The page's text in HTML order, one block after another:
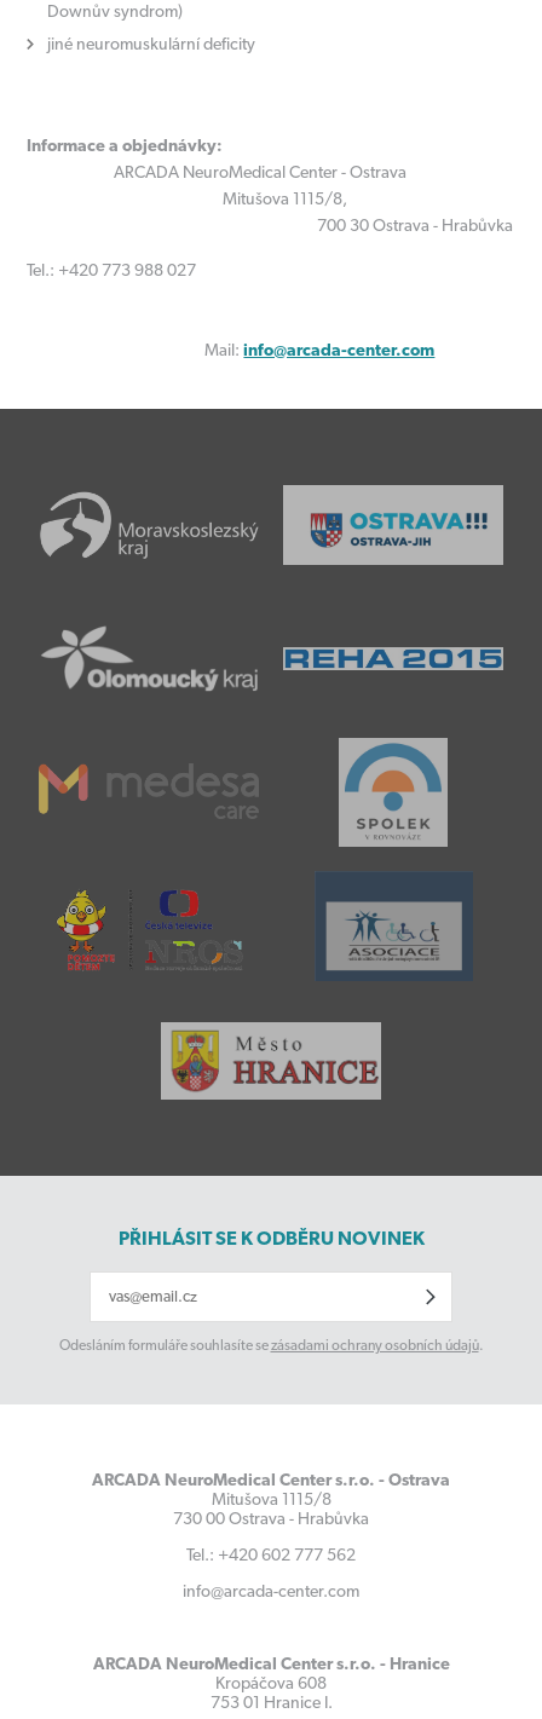
Downův syndrom)
jiné neuromuskulární deficity
Informace a objednávky:
ARCADA NeuroMedical Center - Ostrava
Mitušova 1115/8,
700 30 Ostrava - Hrabůvka
Tel.: +420 773 988 027
Mail:info@arcada-center.com
PŘIHLÁSIT SE K ODBĚRU NOVINEK
Odesláním formuláře souhlasíte sezásadami ochrany osobních údajů.
ARCADA NeuroMedical Center s.r.o. - Ostrava
Mitušova 1115/8
730 00 Ostrava - Hrabůvka
Tel.: +420 602 777 562
info@arcada-center.com
ARCADA NeuroMedical Center s.r.o. - Hranice
Kropáčova 608
753 01 Hranice I.